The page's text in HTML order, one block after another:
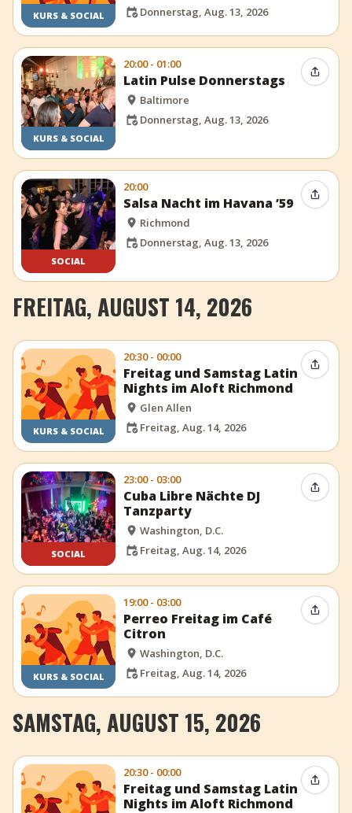
KURS & SOCIAL
Donnerstag, Aug. 13, 2026
KURS & SOCIAL
20:00 - 01:00
Latin Pulse Donnerstags
Baltimore
Donnerstag, Aug. 13, 2026
Event
SOCIAL
20:00
Salsa Nacht im Havana ’59
Richmond
Donnerstag, Aug. 13, 2026
Event
FREITAG, AUGUST 14, 2026
KURS & SOCIAL
20:30 - 00:00
Freitag und Samstag Latin
Nights im Aloft Richmond
Glen Allen
Freitag, Aug. 14, 2026
Event
SOCIAL
23:00 - 03:00
Cuba Libre Nächte DJ
Tanzparty
Washington, D.C.
Freitag, Aug. 14, 2026
Event
KURS & SOCIAL
19:00 - 03:00
Perreo Freitag im Café
Citron
Washington, D.C.
Freitag, Aug. 14, 2026
Event
SAMSTAG, AUGUST 15, 2026
20:30 - 00:00
Freitag und Samstag Latin
Nights im Aloft Richmond
Event